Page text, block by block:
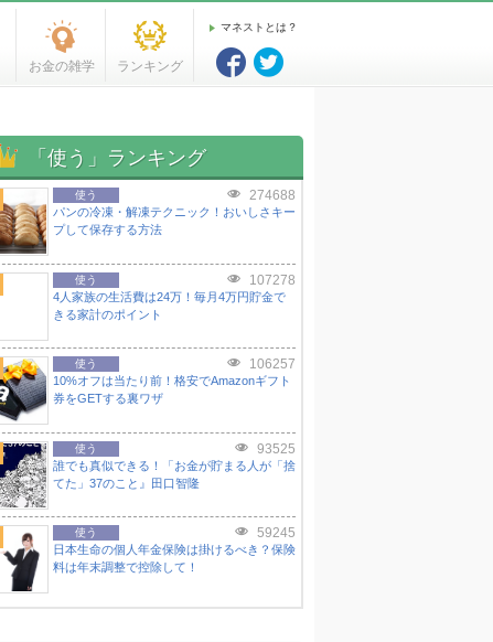
お金の雑学 ランキング
マネストとは？
「使う」ランキング
使う 274688
パンの冷凍・解凍テクニック！おいしさキー
プして保存する方法
使う 107278
4人家族の生活費は24万！毎月4万円貯金で
きる家計のポイント
使う 106257
10%オフは当たり前！格安でAmazonギフト
券をGETする裏ワザ
使う 93525
誰でも真似できる！「お金が貯まる人が「捨
てた」37のこと』田口智隆
使う 59245
日本生命の個人年金保険は掛けるべき？保険
料は年末調整で控除して！